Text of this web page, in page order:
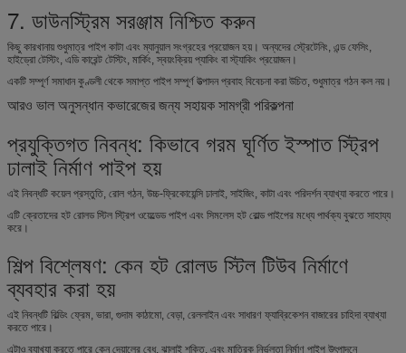
7. ডাউনস্ট্রিম সরঞ্জাম নিশ্চিত করুন
কিছু কারখানায় শুধুমাত্র পাইপ কাটা এবং ম্যানুয়াল সংগ্রহের প্রয়োজন হয়। অন্যদের স্ট্রেটেনিং, এন্ড ফেসিং,
হাইড্রো টেস্টিং, এডি কারেন্ট টেস্টিং, মার্কিং, স্বয়ংক্রিয় প্যাকিং বা স্ট্যাকিং প্রয়োজন।
একটি সম্পূর্ণ সমাধান কুণ্ডলী থেকে সমাপ্ত পাইপ সম্পূর্ণ উত্পাদন প্রবাহ বিবেচনা করা উচিত, শুধুমাত্র গঠন কল নয়।
আরও ভাল অনুসন্ধান কভারেজের জন্য সহায়ক সামগ্রী পরিকল্পনা
প্রযুক্তিগত নিবন্ধ: কিভাবে গরম ঘূর্ণিত ইস্পাত স্ট্রিপ
ঢালাই নির্মাণ পাইপ হয়
এই নিবন্ধটি কয়েল প্রস্তুতি, রোল গঠন, উচ্চ-ফ্রিকোয়েন্সি ঢালাই, সাইজিং, কাটা এবং পরিদর্শন ব্যাখ্যা করতে পারে।
এটি ক্রেতাদের হট রোলড স্টিল স্ট্রিপ ওয়েল্ডেড পাইপ এবং সিমলেস হট রোল্ড পাইপের মধ্যে পার্থক্য বুঝতে সাহায্য
করে।
শিল্প বিশ্লেষণ: কেন হট রোলড স্টিল টিউব নির্মাণে
ব্যবহার করা হয়
এই নিবন্ধটি বিল্ডিং ফ্রেম, ভারা, গুদাম কাঠামো, বেড়া, রেললাইন এবং সাধারণ ফ্যাব্রিকেশন বাজারের চাহিদা ব্যাখ্যা
করতে পারে।
এটাও ব্যাখ্যা করতে পারে কেন দেয়ালের বেধ, ঝালাই শক্তি, এবং মাত্রিক নির্ভুলতা নির্মাণ পাইপ উৎপাদনে